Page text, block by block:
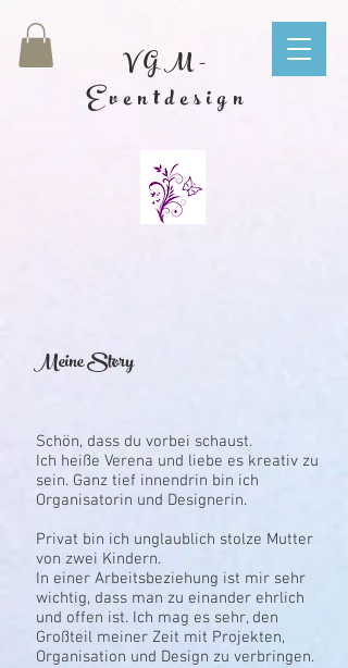
VGM-
Eventdesign
Schön, dass du vorbei schaust.
Ich heiße Verena und liebe es kreativ zu
sein. Ganz tief innendrin bin ich
Organisatorin und Designerin.
Privat bin ich unglaublich stolze Mutter
von zwei Kindern.
In einer Arbeitsbeziehung ist mir sehr
wichtig, dass man zu einander ehrlich
und offen ist. Ich mag es sehr, den
Großteil meiner Zeit mit Projekten,
Organisation und Design zu verbringen.
Meine Story